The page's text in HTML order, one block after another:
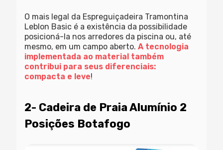
O mais legal da Espreguiçadeira Tramontina
Leblon Basic é a existência da possibilidade
posicioná-la nos arredores da piscina ou, até
mesmo, em um campo aberto.A tecnologia
implementada ao material também
contribui para seus diferenciais:
compacta e leve!
2- Cadeira de Praia Alumínio 2
Posições Botafogo